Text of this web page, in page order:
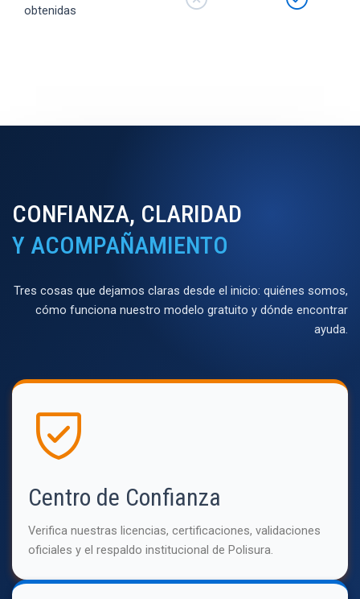
obtenidas
CONFIANZA, CLARIDAD
Y ACOMPAÑAMIENTO
Tres cosas que dejamos claras desde el inicio: quiénes somos,
cómo funciona nuestro modelo gratuito y dónde encontrar
ayuda.
Centro de Confianza
Verifica nuestras licencias, certificaciones, validaciones
oficiales y el respaldo institucional de Polisura.